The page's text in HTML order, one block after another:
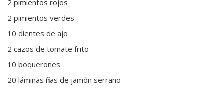
2 pimientos rojos
2 pimientos verdes
10 dientes de ajo
2 cazos de tomate frito
10 boquerones
20 láminas finas de jamón serrano